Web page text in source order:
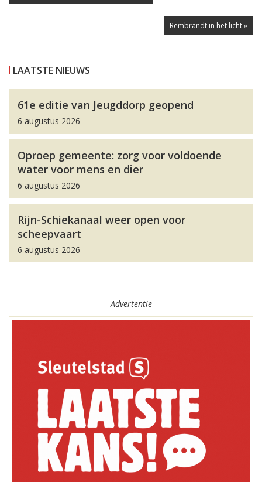
Rembrandt in het licht »
LAATSTE NIEUWS
61e editie van Jeugddorp geopend
6 augustus 2026
Oproep gemeente: zorg voor voldoende
water voor mens en dier
6 augustus 2026
Rijn-Schiekanaal weer open voor
scheepvaart
6 augustus 2026
Advertentie